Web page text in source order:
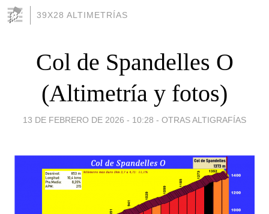
39X28 ALTIMETRÍAS
Col de Spandelles O
(Altimetría y fotos)
13 DE FEBRERO DE 2026 - 10:28 - OTRAS ALTIGRAFÍAS